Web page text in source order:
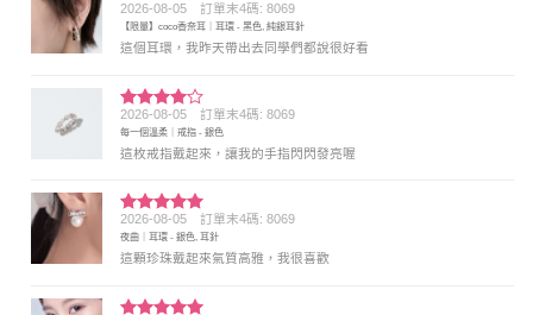
評分5 滿
分 5
2026-08-05 訂單末4碼: 8069
【限量】coco香奈耳｜耳環 - 黑色, 純銀耳針
這個耳環，我昨天帶出去同學們都說很好看
評分4
滿分 5
2026-08-05 訂單末4碼: 8069
每一個溫柔｜戒指 - 銀色
這枚戒指戴起來，讓我的手指閃閃發亮喔
評分5 滿
分 5
2026-08-05 訂單末4碼: 8069
夜曲｜耳環 - 銀色, 耳針
這顆珍珠戴起來氣質高雅，我很喜歡